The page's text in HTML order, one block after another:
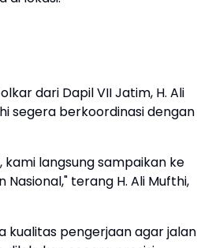
dari Dapil VII Jatim, H. Ali
segera berkoordinasi dengan
langsung sampaikan ke
terang H. Ali Mufthi,
kualitas pengerjaan agar jalan